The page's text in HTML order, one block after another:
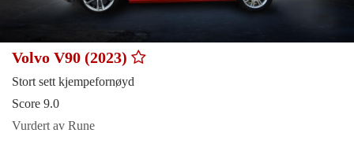
Volvo V90 (2023)
Stort sett kjempefornøyd
Score 9.0
Vurdert av Rune